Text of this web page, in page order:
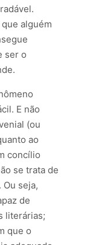
alguém
ser o
E não
(ou
ao
concílio
se trata de
seja,
de
literárias;
que o